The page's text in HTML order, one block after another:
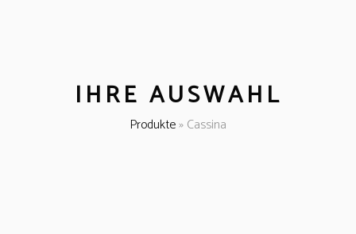
IHRE AUSWAHL
Produkte»Cassina